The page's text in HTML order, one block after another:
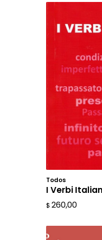
Todos
I Verbi
$ 260,00